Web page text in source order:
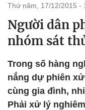
thứ năm, 17/12/2015 -
Người dân
nhóm sát
Trong số hàng
nắng dự phiên
cùng gia đình,
Phải xử lý